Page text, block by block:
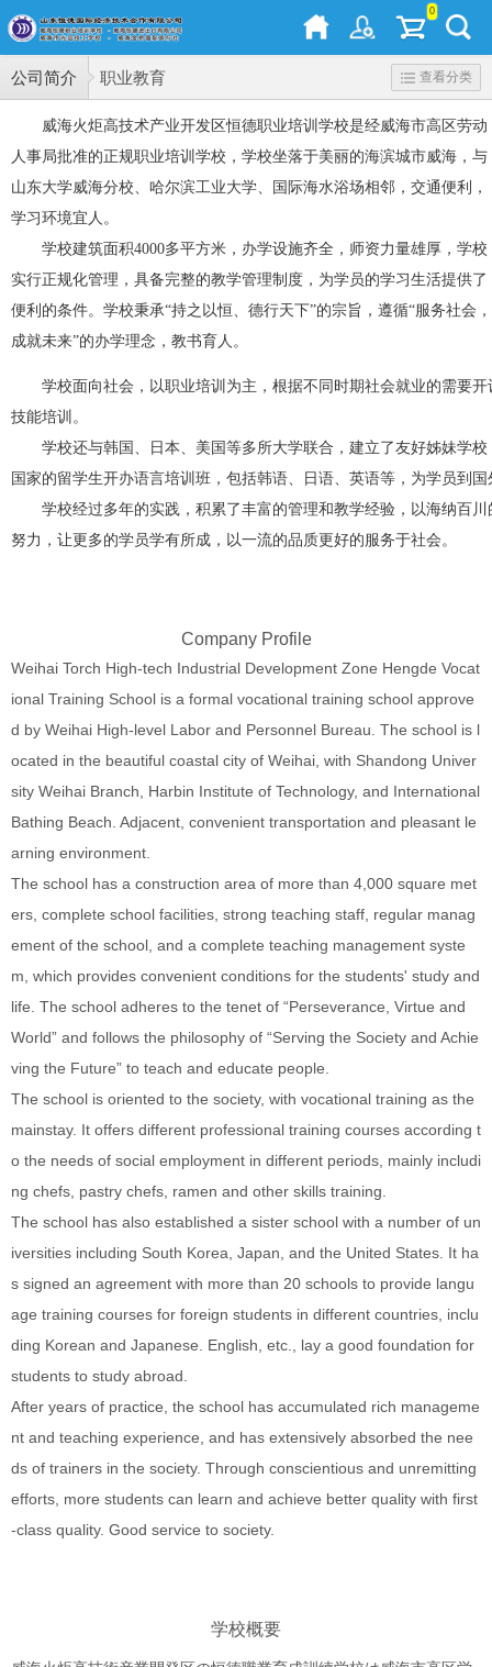
0
公司简介 职业教育 查看分类
威海火炬高技术产业开发区恒德职业培训学校是经威海市高区劳动
人事局批准的正规职业培训学校，学校坐落于美丽的海滨城市威海，与
山东大学威海分校、哈尔滨工业大学、国际海水浴场相邻，交通便利，
学习环境宜人。
学校建筑面积4000多平方米，办学设施齐全，师资力量雄厚，学校
实行正规化管理，具备完整的教学管理制度，为学员的学习生活提供了
便利的条件。学校秉承“持之以恒、德行天下”的宗旨，遵循“服务社会，
成就未来”的办学理念，教书育人。
学校面向社会，以职业培训为主，根据不同时期社会就业的需要
技能培训。
学校还与韩国、日本、美国等多所大学联合，建立了友好姊妹学校
国家的留学生开办语言培训班，包括韩语、日语、英语等，为学员到
学校经过多年的实践，积累了丰富的管理和教学经验，以海纳百川
努力，让更多的学员学有所成，以一流的品质更好的服务于社会。
Company Profile
Weihai Torch High-tech Industrial Development Zone Hengde Vocat
ional Training School is a formal vocational training school approve
d by Weihai High-level Labor and Personnel Bureau. The school is l
ocated in the beautiful coastal city of Weihai, with Shandong Univer
sity Weihai Branch, Harbin Institute of Technology, and International
Bathing Beach. Adjacent, convenient transportation and pleasant le
arning environment.
The school has a construction area of more than 4,000 square met
ers, complete school facilities, strong teaching staff, regular manag
ement of the school, and a complete teaching management syste
m, which provides convenient conditions for the students' study and
life. The school adheres to the tenet of “Perseverance, Virtue and
World” and follows the philosophy of “Serving the Society and Achie
ving the Future” to teach and educate people.
The school is oriented to the society, with vocational training as the
mainstay. It offers different professional training courses according t
o the needs of social employment in different periods, mainly includi
ng chefs, pastry chefs, ramen and other skills training.
The school has also established a sister school with a number of un
iversities including South Korea, Japan, and the United States. It ha
s signed an agreement with more than 20 schools to provide langu
age training courses for foreign students in different countries, inclu
ding Korean and Japanese. English, etc., lay a good foundation for
students to study abroad.
After years of practice, the school has accumulated rich manageme
nt and teaching experience, and has extensively absorbed the nee
ds of trainers in the society. Through conscientious and unremitting
efforts, more students can learn and achieve better quality with first
-class quality. Good service to society.
学校概要